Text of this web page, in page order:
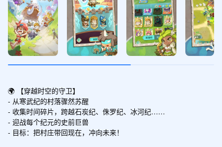
🌍 【穿越时空的守卫】
- 从寒武纪的村落骤然苏醒
- 收集时间碎片，跨越石炭纪、侏罗纪、冰河纪……
- 迎战每个纪元的史前巨兽
- 目标：把村庄带回现在，冲向未来！